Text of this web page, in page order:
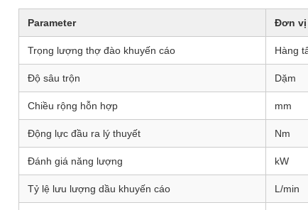
Parameter Đơn vị
Trọng lượng thợ đào khuyến cáo Hàng
Độ sâu trộn Dặm
Chiều rộng hỗn hợp mm
Động lực đầu ra lý thuyết Nm
Đánh giá năng lượng kW
Tỷ lệ lưu lượng dầu khuyến cáo L/min